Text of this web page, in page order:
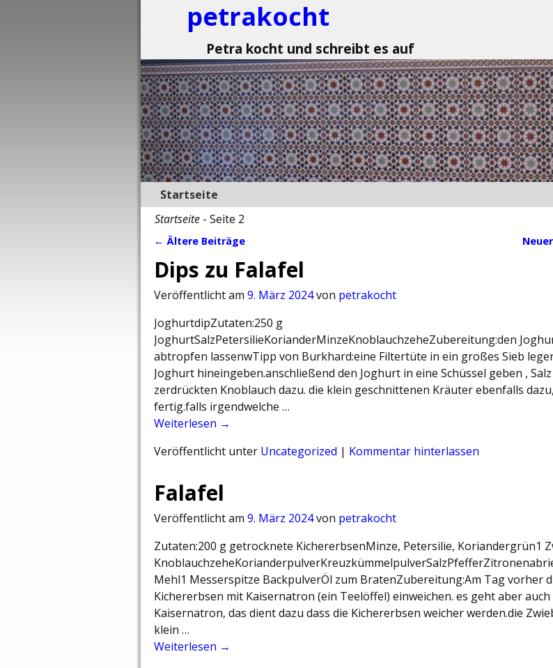
petrakocht
Petra kocht und schreibt es auf
Startseite
Startseite - Seite 2
← Ältere Beiträge
Dips zu Falafel
Veröffentlicht am 9. März 2024von petrakocht
JoghurtdipZutaten:250 g
JoghurtSalzPetersilieKorianderMinzeKnoblauchzeheZubereitung:den
abtropfen lassenwTipp von Burkhard:eine Filtertüte in ein großes Sieb
Joghurt hineingeben.anschließend den Joghurt in eine Schüssel geben ,
zerdrückten Knoblauch dazu. die klein geschnittenen Kräuter ebenfalls
fertig.falls irgendwelche …
Weiterlesen →
Veröffentlicht unter Uncategorized | Kommentar hinterlassen
Falafel
Veröffentlicht am 9. März 2024von petrakocht
Zutaten:200 g getrocknete KichererbsenMinze, Petersilie, Koriandergrün1
Mehl1 Messerspitze BackpulverÖl zum BratenZubereitung:Am Tag vorher
Kichererbsen mit Kaisernatron (ein Teelöffel) einweichen. es geht aber
Kaisernatron, das dient dazu dass die Kichererbsen weicher werden.die
klein …
Weiterlesen →